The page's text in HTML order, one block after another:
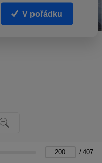
/ 407
V pořádku